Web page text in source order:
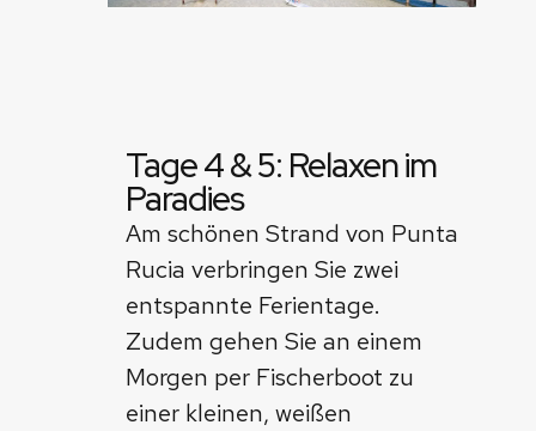
Tage 4 & 5: Relaxen im
Paradies
Am schönen Strand von Punta
Rucia verbringen Sie zwei
entspannte Ferientage.
Zudem gehen Sie an einem
Morgen per Fischerboot zu
einer kleinen, weißen